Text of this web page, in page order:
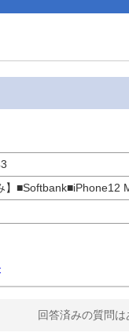
】■Softbank■iPhone12
回答済みの質問は